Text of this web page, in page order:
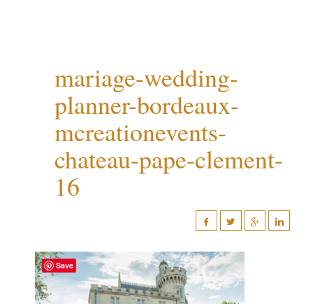
mariage-wedding-
planner-bordeaux-
mcreationevents-
chateau-pape-clement-
16
Save